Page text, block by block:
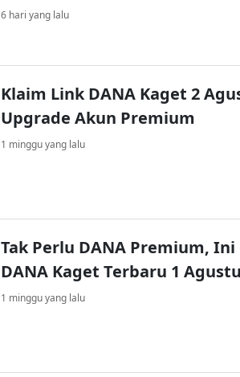
6 hari yang lalu
Klaim Link DANA Kaget 2
Upgrade Akun Premium
1 minggu yang lalu
Tak Perlu DANA Premium,
DANA Kaget Terbaru 1
1 minggu yang lalu